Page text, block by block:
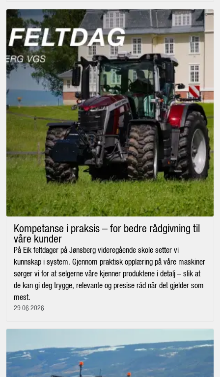
Kompetanse i praksis – for bedre rådgivning til
våre kunder
På Eik feltdager på Jønsberg videregående skole setter vi
kunnskap i system. Gjennom praktisk opplæring på våre maskiner
sørger vi for at selgerne våre kjenner produktene i detalj – slik at
de kan gi deg trygge, relevante og presise råd når det gjelder som
mest.
29.06.2026